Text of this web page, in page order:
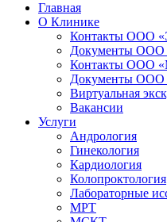
Главная
О Клинике
Контакты ООО
Документы ООО
Контакты ООО
Документы ООО
Виртуальная
Вакансии
Услуги
Андрология
Гинекология
Кардиология
Колопроктология
Лабораторные
МРТ